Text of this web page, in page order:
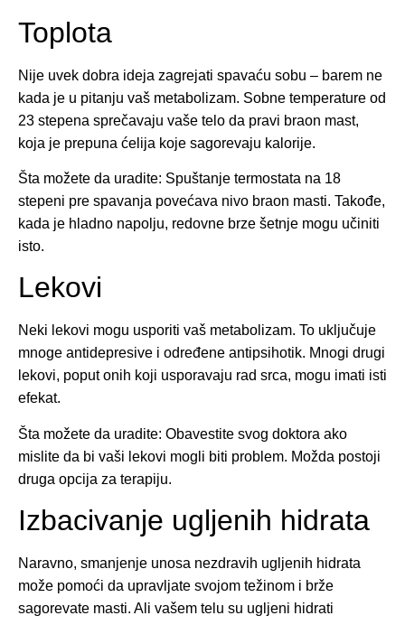
Toplota
Nije uvek dobra ideja zagrejati spavaću sobu – barem ne
kada je u pitanju vaš metabolizam. Sobne temperature od
23 stepena sprečavaju vaše telo da pravi braon mast,
koja je prepuna ćelija koje sagorevaju kalorije.
Šta možete da uradite: Spuštanje termostata na 18
stepeni pre spavanja povećava nivo braon masti. Takođe,
kada je hladno napolju, redovne brze šetnje mogu učiniti
isto.
Lekovi
Neki lekovi mogu usporiti vaš metabolizam. To uključuje
mnoge antidepresive i određene antipsihotik. Mnogi drugi
lekovi, poput onih koji usporavaju rad srca, mogu imati isti
efekat.
Šta možete da uradite: Obavestite svog doktora ako
mislite da bi vaši lekovi mogli biti problem. Možda postoji
druga opcija za terapiju.
Izbacivanje ugljenih hidrata
Naravno, smanjenje unosa nezdravih ugljenih hidrata
može pomoći da upravljate svojom težinom i brže
sagorevate masti. Ali vašem telu su ugljeni hidrati